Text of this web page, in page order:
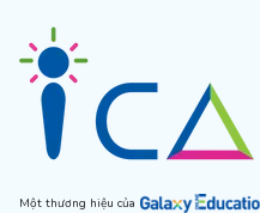
Một thương hiệu của